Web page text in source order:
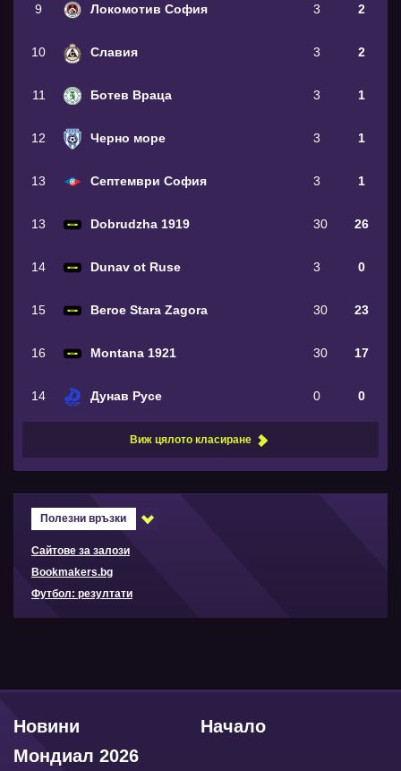
9 Локомотив София 3 2
10 Славия 3 2
11 Ботев Враца 3 1
12 Черно море 3 1
13 Септември София 3 1
13 Dobrudzha 1919 30 26
14 Dunav ot Ruse 3 0
15 Beroe Stara Zagora 30 23
16 Montana 1921 30 17
14 Дунав Русе 0 0
Виж цялото класиране
Полезни връзки
Сайтове за залози
Bookmakers.bg
Футбол: резултати
Начало
Новини
Мондиал 2026